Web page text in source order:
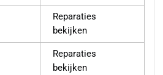
Reparaties
bekijken
Reparaties
bekijken